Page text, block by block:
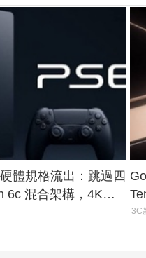
體規格流出：跳過四
6c 混合架構，4K
代來臨
元
3C